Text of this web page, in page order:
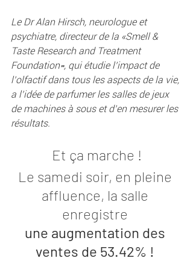
Le Dr Alan Hirsch, neurologue et
psychiatre, directeur de la «Smell &
Taste Research and Treatment
Foundation», qui étudie l’impact de
l’olfactif dans tous les aspects de la vie,
a l’idée de parfumer les salles de jeux
de machines à sous et d’en mesurer les
résultats.
Et ça marche !
Le samedi soir, en pleine
affluence, la salle
enregistre
une augmentation des
ventes de 53.42% !